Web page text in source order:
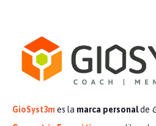
GioSyst3mes la marca personalde